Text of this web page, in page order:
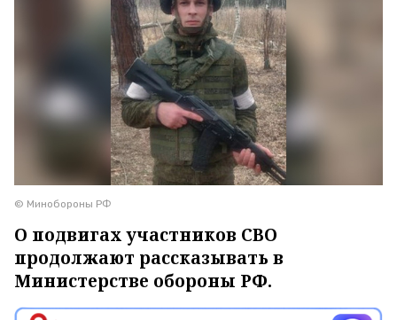
© Минобороны РФ
О подвигах участников СВО
продолжают рассказывать в
Министерстве обороны РФ.